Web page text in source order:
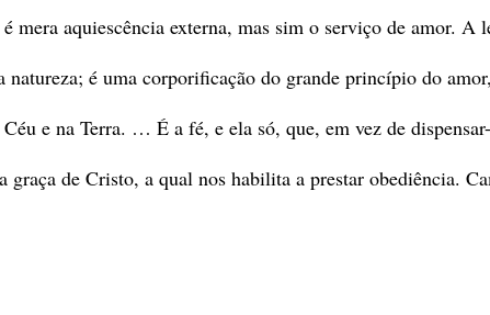
mera aquiescência externa, mas sim o serviço de amor. A
natureza; é uma corporificação do grande princípio do
e na Terra. … É a fé, e ela só, que, em vez de
graça de Cristo, a qual nos habilita a prestar obediência.